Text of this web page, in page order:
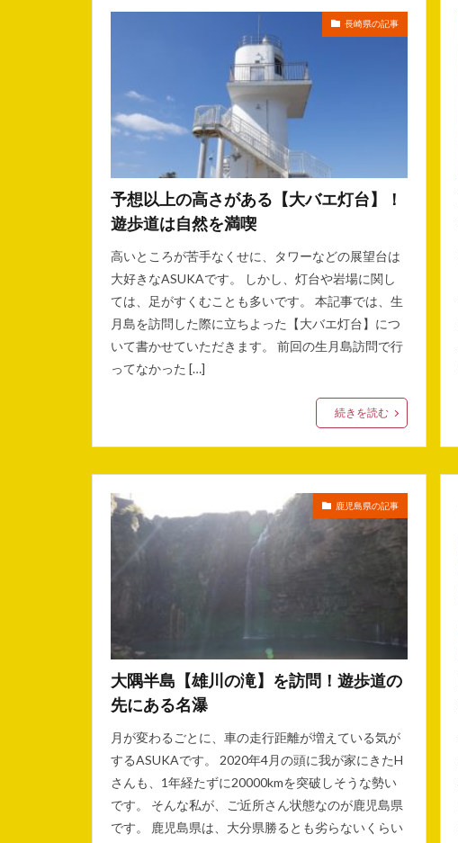
長崎県の記事
予想以上の高さがある【大バエ灯台】！
遊歩道は自然を満喫
高いところが苦手なくせに、タワーなどの展望台は
大好きなASUKAです。 しかし、灯台や岩場に関し
ては、足がすくむことも多いです。 本記事では、生
月島を訪問した際に立ちよった【大バエ灯台】につ
いて書かせていただきます。 前回の生月島訪問で行
ってなかった […]
続きを読む
鹿児島県の記事
大隅半島【雄川の滝】を訪問！遊歩道の
先にある名瀑
月が変わるごとに、車の走行距離が増えている気が
するASUKAです。 2020年4月の頭に我が家にきたH
さんも、1年経たずに20000kmを突破しそうな勢い
です。 そんな私が、ご近所さん状態なのが鹿児島県
です。 鹿児島県は、大分県勝るとも劣らないくらい